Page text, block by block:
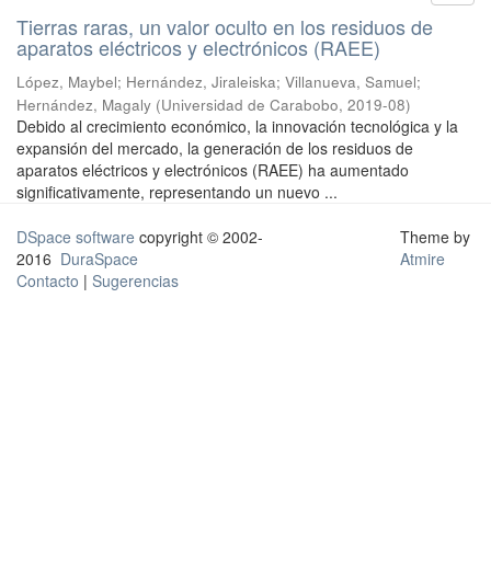
Tierras raras, un valor oculto en los residuos de
aparatos eléctricos y electrónicos (RAEE)
López, Maybel; Hernández, Jiraleiska; Villanueva, Samuel;
Hernández, Magaly (Universidad de Carabobo, 2019-08)
Debido al crecimiento económico, la innovación tecnológica y la
expansión del mercado, la generación de los residuos de
aparatos eléctricos y electrónicos (RAEE) ha aumentado
significativamente, representando un nuevo ...
DSpace software copyright © 2002-
2016 DuraSpace
Contacto | Sugerencias
Theme by
Atmire